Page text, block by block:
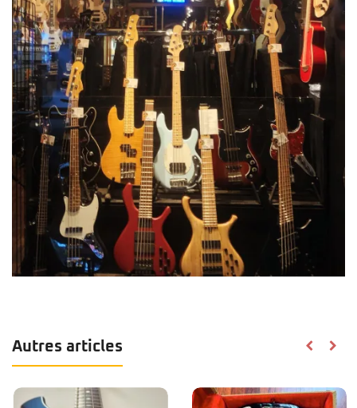
Autres articles